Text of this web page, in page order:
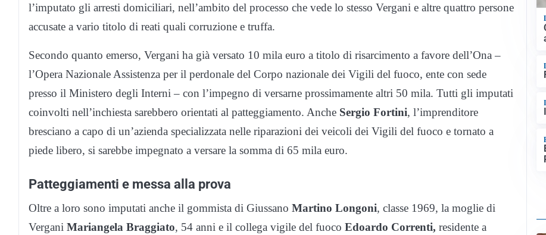
l’imputato gli arresti domiciliari, nell’ambito del processo che vede lo stesso Vergani e altre quattro persone
accusate a vario titolo di reati quali corruzione e truffa.
Secondo quanto emerso, Vergani ha già versato 10 mila euro a titolo di risarcimento a favore dell’Ona –
l’Opera Nazionale Assistenza per il perdonale del Corpo nazionale dei Vigili del fuoco, ente con sede
presso il Ministero degli Interni – con l’impegno di versarne prossimamente altri 50 mila. Tutti gli imputati
coinvolti nell’inchiesta sarebbero orientati al patteggiamento. Anche Sergio Fortini, l’imprenditore
bresciano a capo di un’azienda specializzata nelle riparazioni dei veicoli dei Vigili del fuoco e tornato a
piede libero, si sarebbe impegnato a versare la somma di 65 mila euro.
Patteggiamenti e messa alla prova
Oltre a loro sono imputati anche il gommista di Giussano Martino Longoni, classe 1969, la moglie di
Vergani Mariangela Braggiato, 54 anni e il collega vigile del fuoco Edoardo Correnti, residente a